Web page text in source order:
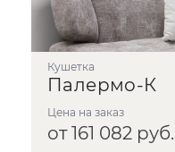
кушетка
Палермо-К
Цена на заказ
от 161 082 руб.